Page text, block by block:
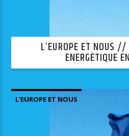
L’EUROPE ET NOUS
ENERGÉTIQUE
L'EUROPE ET NOUS